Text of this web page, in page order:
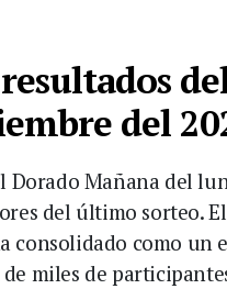
resultados
del
Dorado Mañana del
del último sorteo.
consolidado como un
miles de